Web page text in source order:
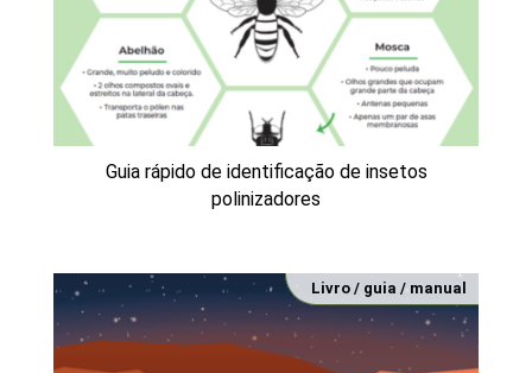
Guia rápido de identificação de insetos
polinizadores
Livro / guia / manual